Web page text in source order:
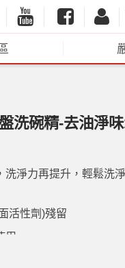
洗碗精-去油淨
洗淨力再提升，輕鬆洗
活性劑)殘留
用